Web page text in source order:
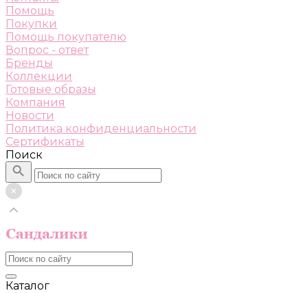
Помощь
Покупки
Помощь покупателю
Вопрос - ответ
Бренды
Коллекции
Готовые образы
Компания
Новости
Политика конфиденциальности
Сертификаты
Поиск
Каталог